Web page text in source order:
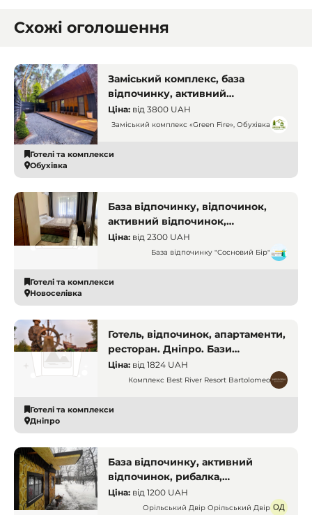
Схожі оголошення
Заміський комплекс, база
відпочинку, активний
відпочинок. Дніпро
Ціна: від 3800 UAH
Заміський комплекс «Green Fire», Обухівка
Готелі та комплекси
Обухівка
База відпочинку, відпочинок,
активний відпочинок,
відпочинок на природі. Дніпро.
Бази відпочинку і заміські
Ціна: від 2300 UAH
База відпочинку "Сосновий Бір"
Готелі та комплекси
Новоселівка
Готель, відпочинок, апартаменти,
ресторан. Дніпро. Бази
відпочинку і заміські комплекси
Ціна: від 1824 UAH
Комплекс Best River Resort Bartolomeo
Готелі та комплекси
Дніпро
База відпочинку, активний
відпочинок, рибалка,
квадроцикли, байдарки,
відпочинок цілий рік, база на
Ціна: від 1200 UAH
Орільський Двір Орільський Двір